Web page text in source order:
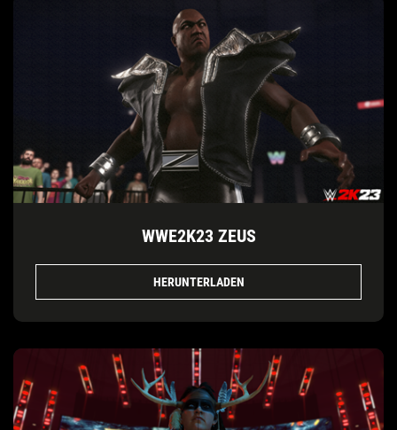
WWE2K23 ZEUS
HERUNTERLADEN